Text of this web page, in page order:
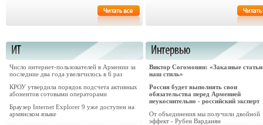
Число интернет-пользователей в Армении за
последние два года увеличилось в 6 раз
КРОУ утвердила порядок подсчета активных
абонентов сотовыми операторами
Браузер Internet Explorer 9 уже доступен на
армянском языке
Виктор Согомонян: «Заказные
наш стиль»
Россия будет выполнять свои
обязательства перед Арменией
неукоснительно - российский эксперт
От объединения мы получили двойной
эффект - Рубен Варданян